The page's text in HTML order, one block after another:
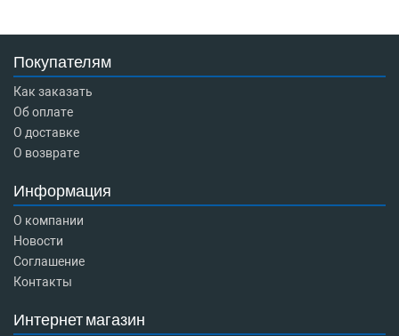
Покупателям
Как заказать
Об оплате
О доставке
О возврате
Информация
О компании
Новости
Соглашение
Контакты
Интернет магазин